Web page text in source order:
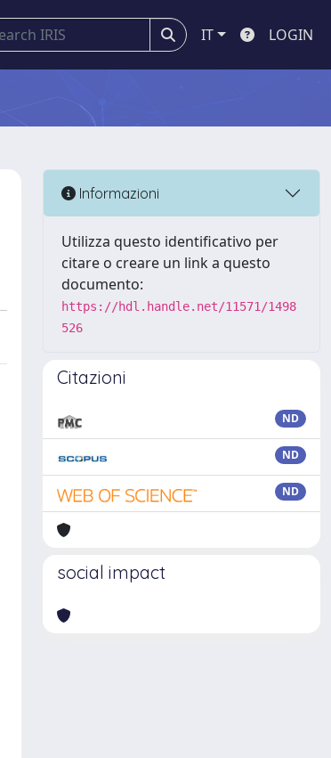
IT LOGIN
Informazioni
Utilizza questo identificativo per
citare o creare un link a questo
documento:
https://hdl.handle.net/11571/1498
526
Citazioni
ND
ND
ND
social impact